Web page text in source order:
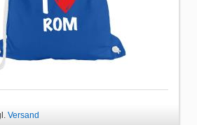
Versand